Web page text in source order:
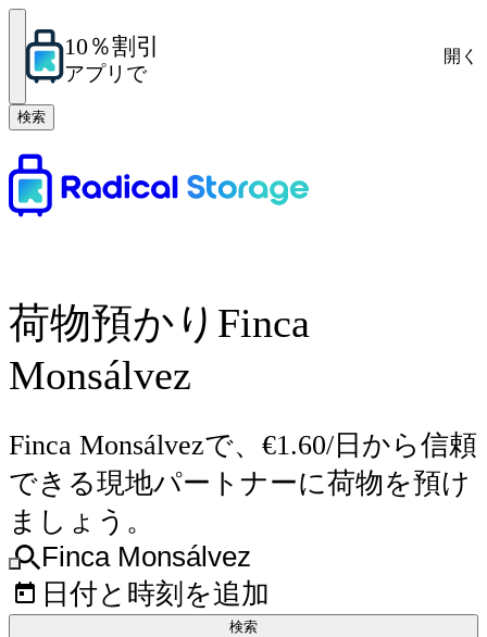
10％割引
アプリで
開く
検索
荷物預かりFinca
Monsálvez
Finca Monsálvezで、€1.60/日から信頼
できる現地パートナーに荷物を預け
ましょう。
Finca Monsálvez
日付と時刻を追加
検索